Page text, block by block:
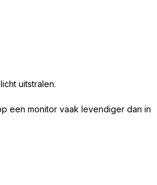
uitstralen.
een monitor vaak levendiger dan in